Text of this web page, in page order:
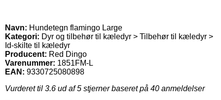
Navn: Hundetegn flamingo Large
Kategori: Dyr og tilbehør til kæledyr > Tilbehør til kæledyr >
Id-skilte til kæledyr
Producent: Red Dingo
Varenummer: 1851FM-L
EAN: 9330725080898
Vurderet til 3.6 ud af 5 stjerner baseret på 40 anmeldelser